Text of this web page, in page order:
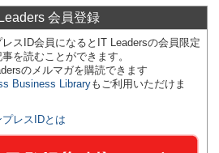
会員登録
スID会員になるとIT Leadersの会員限定
を読むことができます。
のメルマガを購読できます
Business Libraryもご利用いただけま
プレスIDとは